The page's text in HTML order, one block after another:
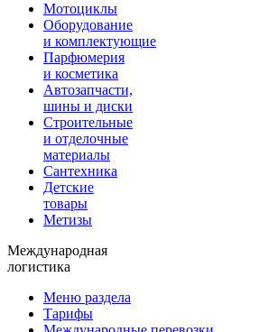
Мотоциклы
Оборудование
и комплектующие
Парфюмерия
и косметика
Автозапчасти,
шины и диски
Строительные
и отделочные
материалы
Сантехника
Детские
товары
Метизы
Международная
логистика
Меню раздела
Тарифы